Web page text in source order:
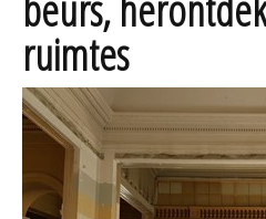
ruimtes